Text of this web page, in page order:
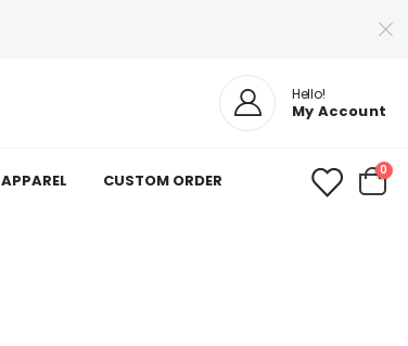
Hello!
My Account
APPAREL CUSTOM ORDER
0